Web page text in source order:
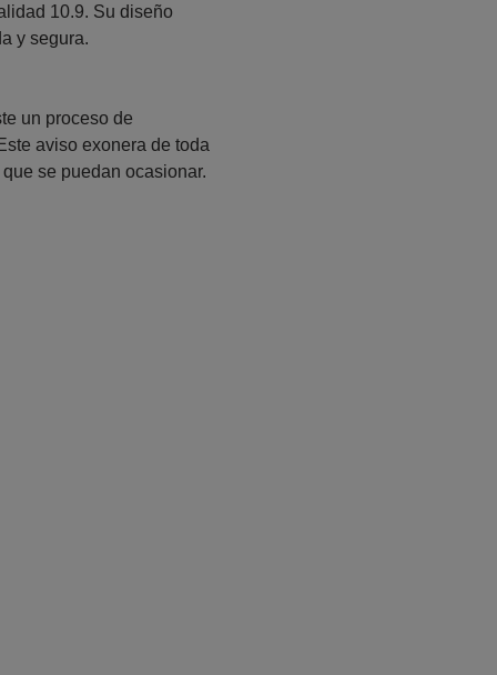
10.9. Su diseño
y segura.
un proceso de
aviso exonera de toda
se puedan ocasionar.